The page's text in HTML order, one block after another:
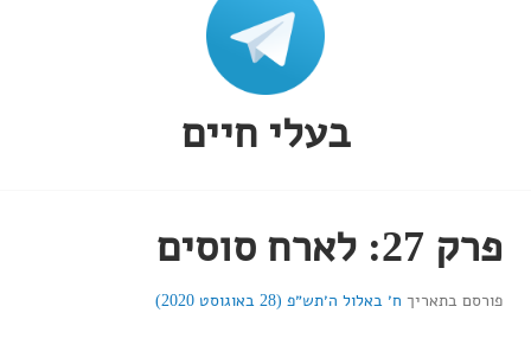
בעלי חיים
פרק 27: לארח סוסים
פורסם בתאריך ח׳ באלול ה׳תש״פ (28 באוגוסט 2020)